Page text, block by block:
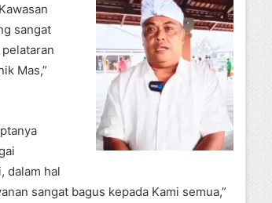
sangat
Mas,”
dalam hal
sangat bagus kepada Kami semua,”